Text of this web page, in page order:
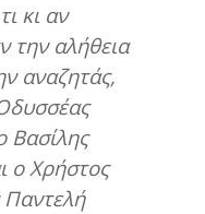
κι αν
την αλήθεια
αναζητάς,
Βασίλης
ο Χρήστος